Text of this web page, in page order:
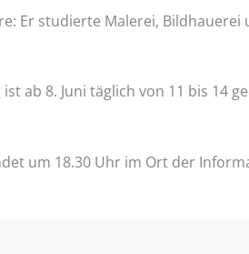
Er studierte Malerei, Bildhauerei
ab 8. Juni täglich von 11 bis 14
um 18.30 Uhr im Ort der